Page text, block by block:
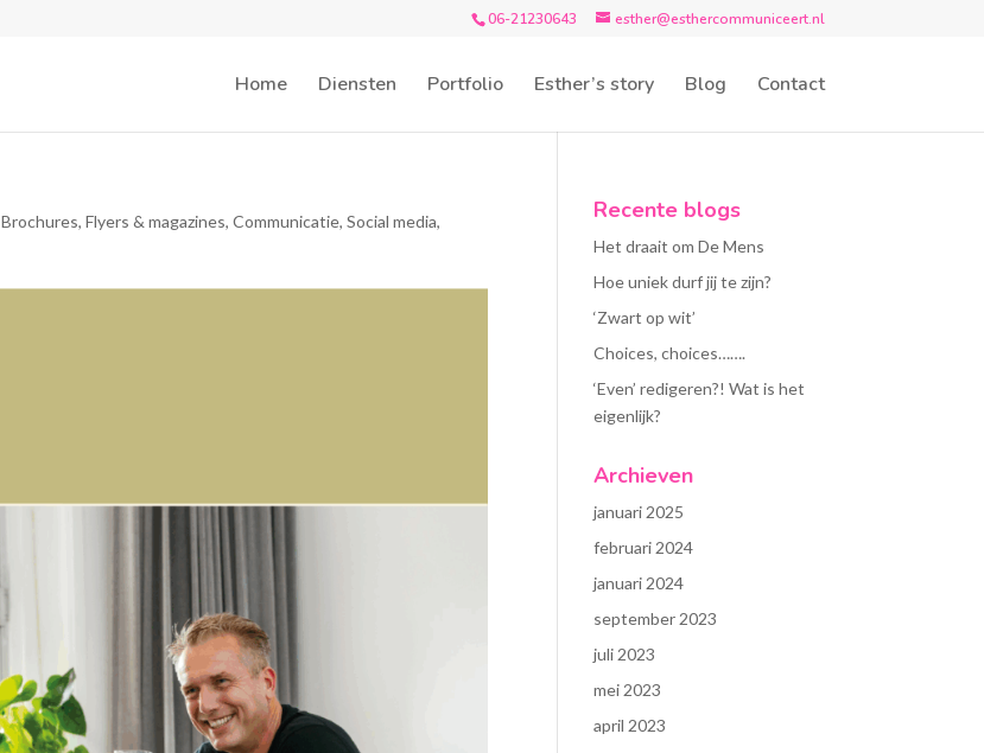
06-21230643 esther@esthercommuniceert.nl
Home Diensten Portfolio Esther’s story Blog Contact
Brochures, Flyers & magazines,Communicatie,Social media,
Recente blogs
Het draait om De Mens
Hoe uniek durf jij te zijn?
‘Zwart op wit’
Choices, choices…….
‘Even’ redigeren?! Wat is het
eigenlijk?
Archieven
januari 2025
februari 2024
januari 2024
september 2023
juli 2023
mei 2023
april 2023